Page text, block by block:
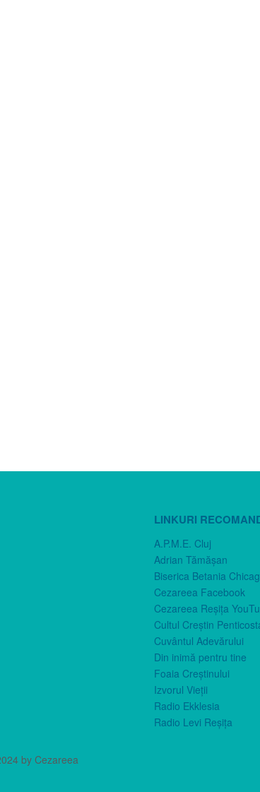
LINKURI
A.P.M.E. Cluj
Adrian Tămăşan
Biserica Betania
Cezareea Facebook
Cezareea Reşiţa
Cultul Creştin
Cuvântul Adevărului
Din inimă pentru tine
Foaia Creştinului
Izvorul Vieţii
Radio Ekklesia
Radio Levi Reşiţa
by Cezareea